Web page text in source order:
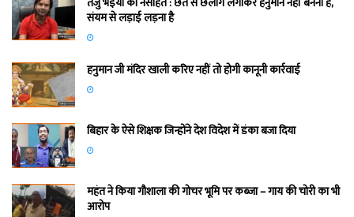
संयम से लड़ाई लड़ना है
हनुमान जी मंदिर खाली करिए नहीं तो होगी कानूनी कार्रवाई
बिहार के ऐसे शिक्षक जिन्होंने देश विदेश में डंका बजा दिया
महंत ने किया गौशाला की गोचर भूमि पर कब्जा – गाय की चोरी का भी
आरोप